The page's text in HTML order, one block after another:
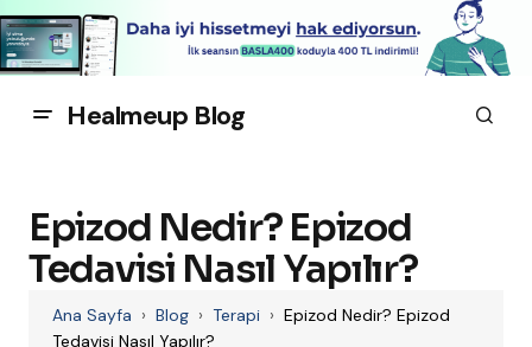
Healmeup Blog
Epizod Nedir? Epizod
Tedavisi Nasıl Yapılır?
Ana Sayfa › Blog › Terapi › Epizod Nedir? Epizod
Tedavisi Nasıl Yapılır?